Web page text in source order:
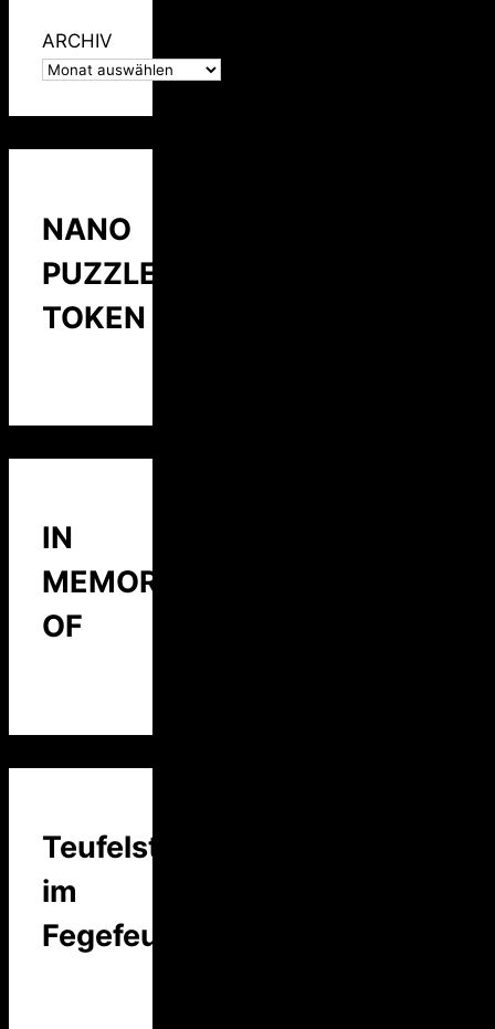
ARCHIV
NANO
PUZZLE
TOKEN
IN
MEMORY
OF
Teufelstalk
im
Fegefeuer